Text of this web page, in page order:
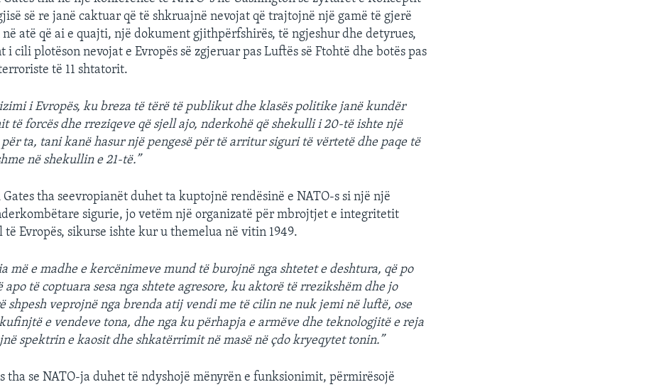
së re janë caktuar që të shkruajnë nevojat që trajtojnë një gamë të gjerë
në atë që ai e quajti, një dokument gjithpërfshirës, të ngjeshur dhe detyrues,
i cili plotëson nevojat e Evropës së zgjeruar pas Luftës së Ftohtë dhe botës pas
të 11 shtatorit.
i Evropës, ku breza të tërë të publikut dhe klasës politike janë kundër
të forcës dhe rreziqeve që sjell ajo, nderkohë që shekulli i 20-të ishte një
për ta, tani kanë hasur një pengesë për të arritur siguri të vërtetë dhe paqe të
në shekullin e 21-të.”
tha seevropianët duhet ta kuptojnë rendësinë e NATO-s si një një
sigurie, jo vetëm një organizatë për mbrojtjet e integritetit
Evropës, sikurse ishte kur u themelua në vitin 1949.
më e madhe e kercënimeve mund të burojnë nga shtetet e deshtura, që po
apo të coptuara sesa nga shtete agresore, ku aktorë të rrezikshëm dhe jo
shpesh veprojnë nga brenda atij vendi me të cilin ne nuk jemi në luftë, ose
e vendeve tona, dhe nga ku përhapja e armëve dhe teknologjitë e reja
spektrin e kaosit dhe shkatërrimit në masë në çdo kryeqytet tonin.”
tha se NATO-ja duhet të ndyshojë mënyrën e funksionimit, përmirësojë